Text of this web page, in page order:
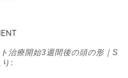
治療開始3週間後の頭の形｜S
り: